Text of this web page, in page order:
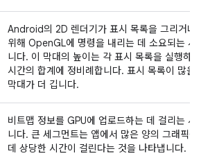
Android의 2D 렌더기가 표시 목록을 그리거나
위해 OpenGL에 명령을 내리는 데 소요되는 시
니다. 이 막대의 높이는 각 표시 목록을 실행하
시간의 합계에 정비례합니다. 표시 목록이 많을
막대가 더 깁니다.
비트맵 정보를 GPU에 업로드하는 데 걸리는 시
니다. 큰 세그먼트는 앱에서 많은 양의 그래픽
데 상당한 시간이 걸린다는 것을 나타냅니다.